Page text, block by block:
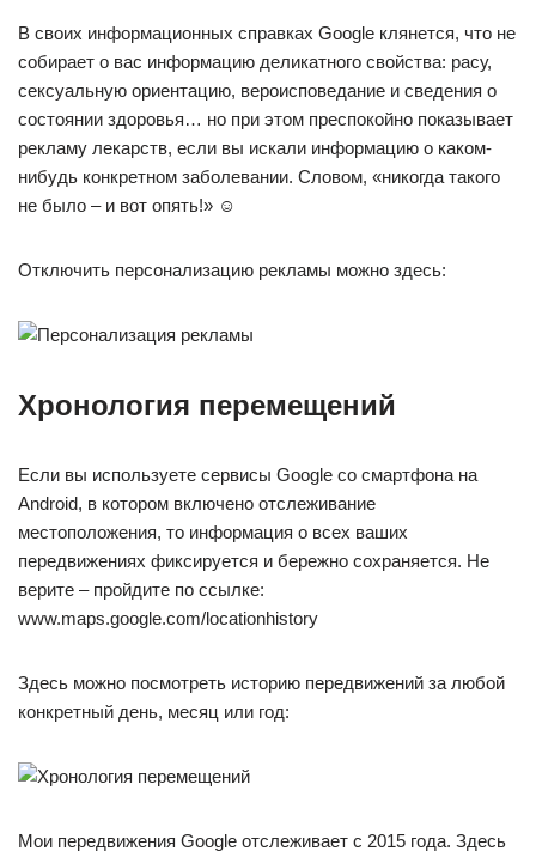
В своих информационных справках Google клянется, что не
собирает о вас информацию деликатного свойства: расу,
сексуальную ориентацию, вероисповедание и сведения о
состоянии здоровья… но при этом преспокойно показывает
рекламу лекарств, если вы искали информацию о каком-
нибудь конкретном заболевании. Словом, «никогда такого
не было – и вот опять!» ☺
Отключить персонализацию рекламы можно здесь:
Хронология перемещений
Если вы используете сервисы Google со смартфона на
Android, в котором включено отслеживание
местоположения, то информация о всех ваших
передвижениях фиксируется и бережно сохраняется. Не
верите – пройдите по ссылке:
www.maps.google.com/locationhistory
Здесь можно посмотреть историю передвижений за любой
конкретный день, месяц или год:
Мои передвижения Google отслеживает с 2015 года. Здесь